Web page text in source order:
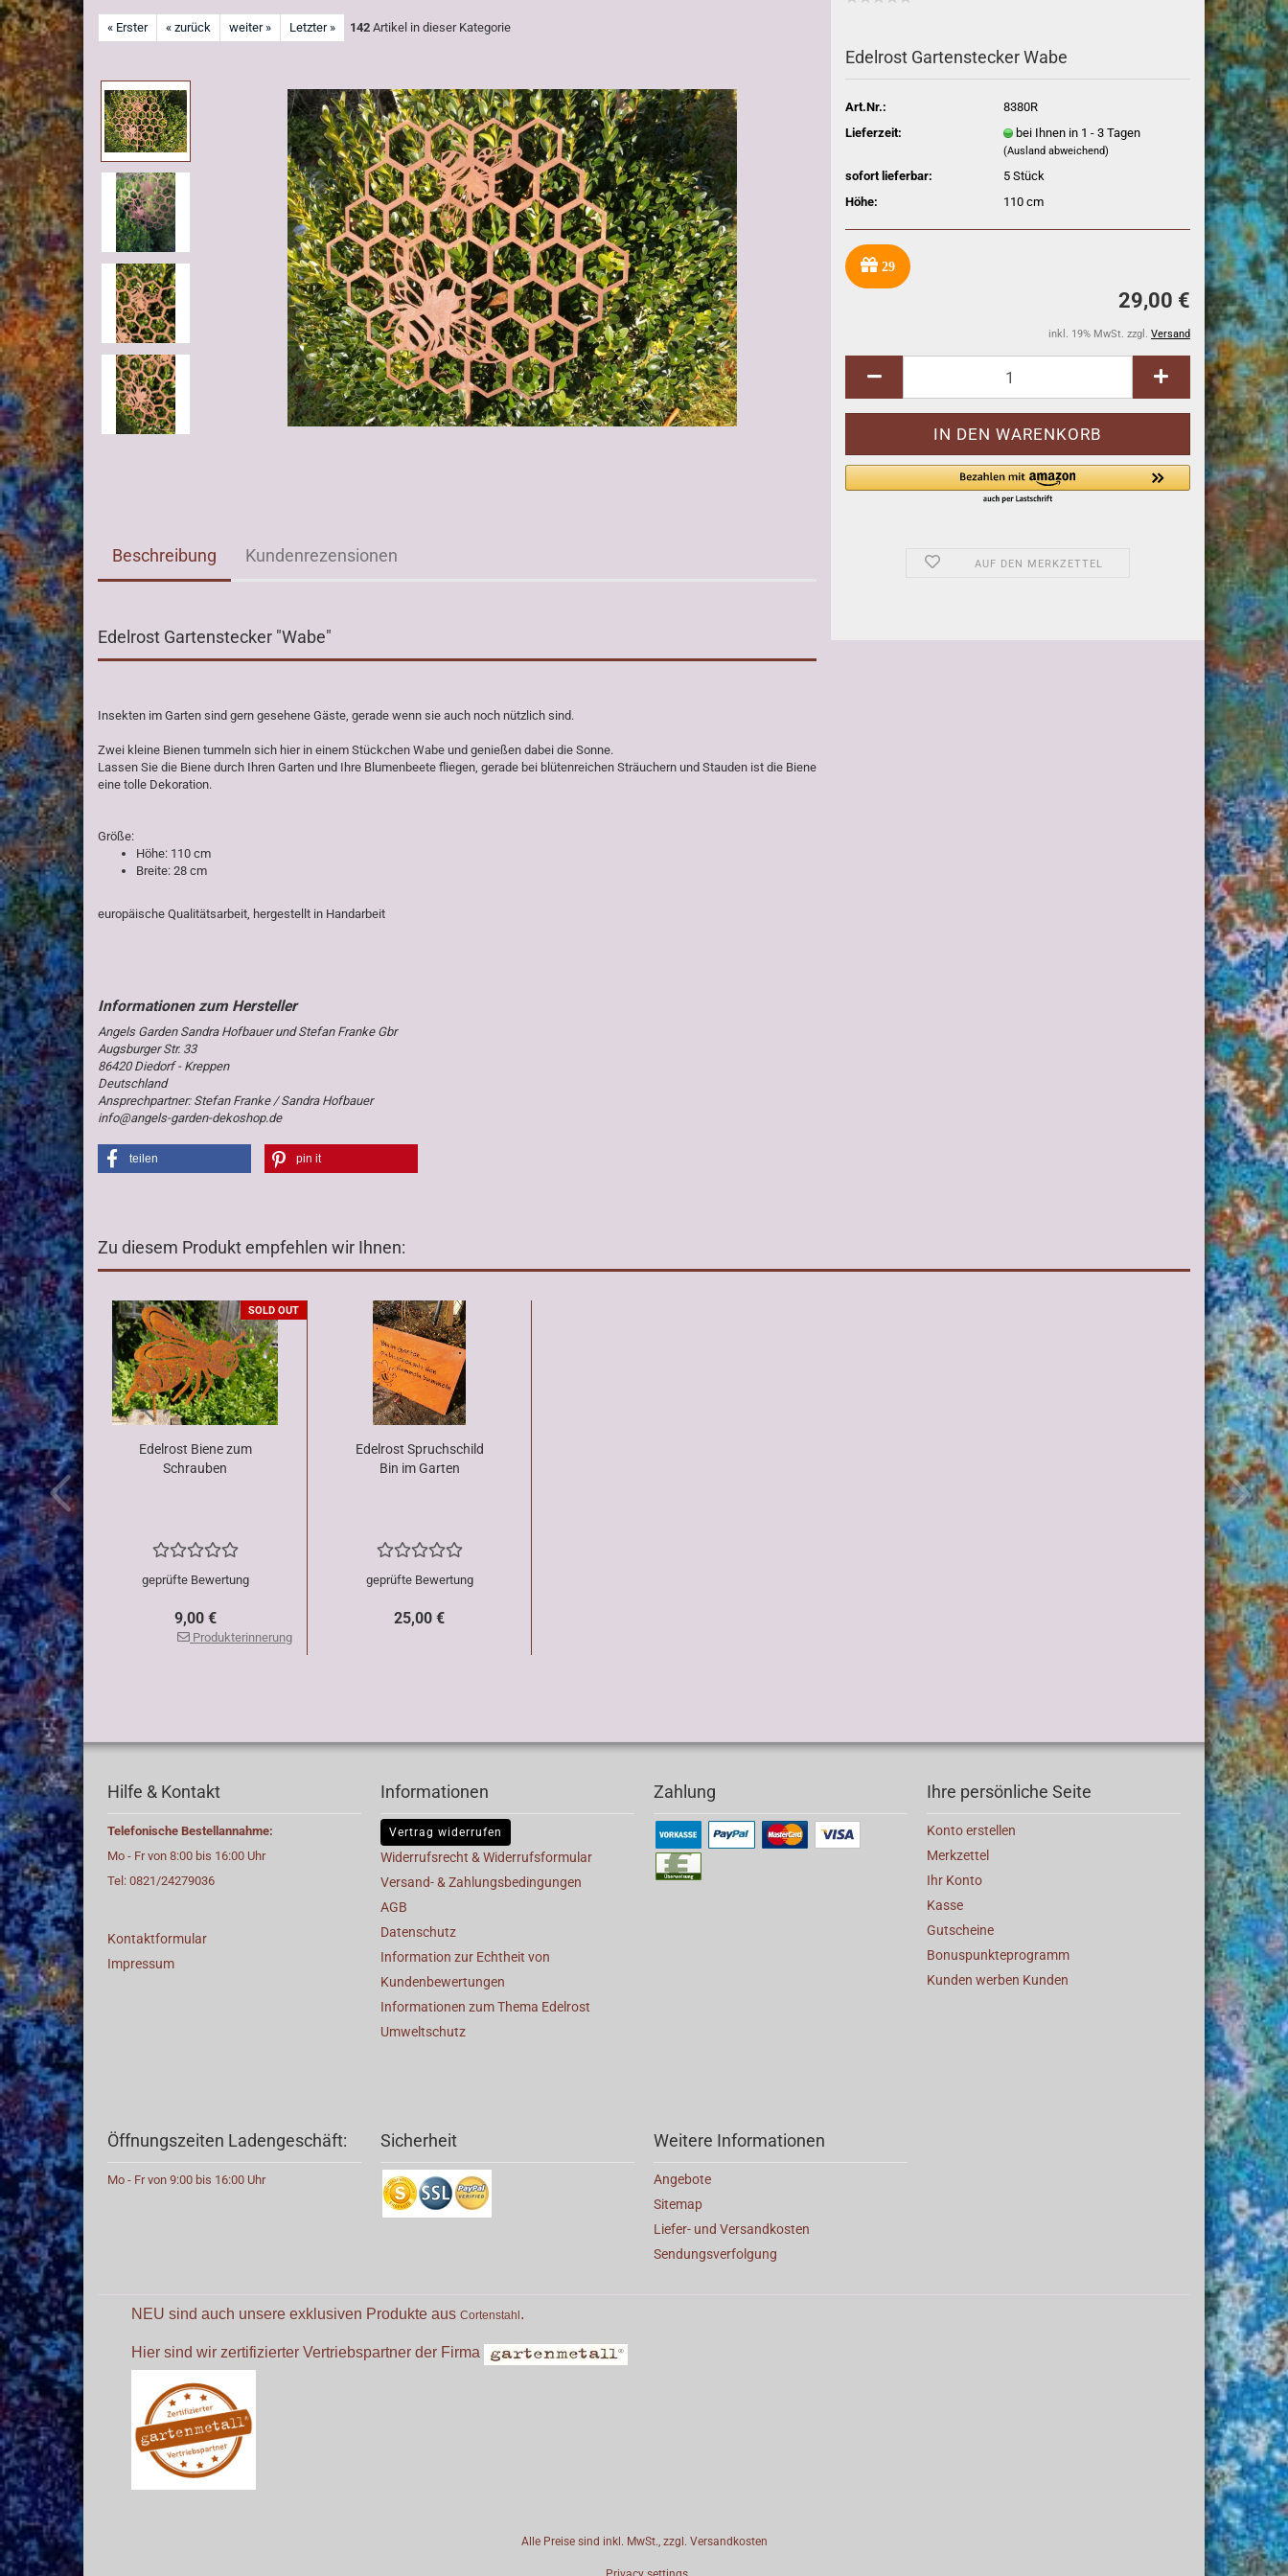
« Erster « zurück weiter » Letzter » 142 Artikel in dieser Kategorie
Edelrost Gartenstecker Wabe
Art.Nr.:
8380R
Lieferzeit:
bei Ihnen in 1 - 3 Tagen
(Ausland abweichend)
sofort lieferbar: 5 Stück
Höhe:
110 cm
29
29,00 €
inkl. 19% MwSt. zzgl. Versand
AUF DEN MERKZETTEL
Beschreibung Kundenrezensionen
Edelrost Gartenstecker "Wabe"
Insekten im Garten sind gern gesehene Gäste, gerade wenn sie auch noch nützlich sind.
Zwei kleine Bienen tummeln sich hier in einem Stückchen Wabe und genießen dabei die Sonne.
Lassen Sie die Biene durch Ihren Garten und Ihre Blumenbeete fliegen, gerade bei blütenreichen Sträuchern und Stauden ist die Biene
eine tolle Dekoration.
Größe:
Höhe: 110 cm
Breite: 28 cm
europäische Qualitätsarbeit, hergestellt in Handarbeit
Angels Garden Sandra Hofbauer und Stefan Franke Gbr
Augsburger Str. 33
86420 Diedorf - Kreppen
Deutschland
Ansprechpartner: Stefan Franke / Sandra Hofbauer
info@angels-garden-dekoshop.de
teilen pin it
Zu diesem Produkt empfehlen wir Ihnen:
SOLD OUT
Edelrost Biene zum
Schrauben
geprüfte Bewertung
9,00 €
Produkterinnerung
Edelrost Spruchschild
Bin im Garten
geprüfte Bewertung
25,00 €
Hilfe & Kontakt
Telefonische Bestellannahme:
Mo - Fr von 8:00 bis 16:00 Uhr
Tel: 0821/24279036
Kontaktformular
Impressum
Informationen
Vertrag widerrufen
Widerrufsrecht & Widerrufsformular
Versand- & Zahlungsbedingungen
AGB
Datenschutz
Information zur Echtheit von
Kundenbewertungen
Informationen zum Thema Edelrost
Umweltschutz
Zahlung Ihre persönliche Seite
Konto erstellen
Merkzettel
Ihr Konto
Kasse
Gutscheine
Bonuspunkteprogramm
Kunden werben Kunden
Öffnungszeiten Ladengeschäft:
Mo - Fr von 9:00 bis 16:00 Uhr
Sicherheit Weitere Informationen
Angebote
Sitemap
Liefer- und Versandkosten
Sendungsverfolgung
NEU sind auch unsere exklusiven Produkte aus Cortenstahl .
Hier sind wir zertifizierter Vertriebspartner der Firma
Alle Preise sind inkl. MwSt., zzgl. Versandkosten